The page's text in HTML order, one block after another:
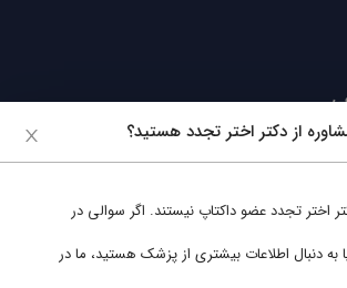
دنبال کنید
از دکتر اختر تجدد هستید؟
اختر تجددعضو داکتاپ نیستند. اگر سوالی در
به دنبال اطلاعات بیشتری از پزشک هستید، ما در